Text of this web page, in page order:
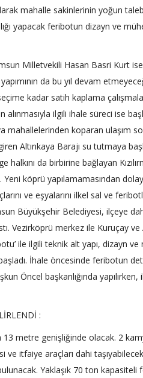
mahalle sakinlerinin yoğun
yapacak feribotun dizayn ve
Milletvekili Hasan Basri Kurt
da bu yıl devam
kadar satih kaplama
ilgili ihale süreci ise
mahallelerinden koparan ulaşım
Altınkaya Barajı su tutmaya
da birbirine bağlayan
köprü yapılamamasından
ve eşyalarını ilkel sal ve
Büyükşehir Belediyesi, ilçeye
Vezirköprü merkez ile Kuruçay ve
ile ilgili teknik alt yapı, dizayn ve
İhale öncesinde feribotun
Öncel başkanlığında yapılırken,
:
13 metre genişliğinde olacak. 2
itfaiye araçları dahi
Yaklaşık 70 ton kapasiteli